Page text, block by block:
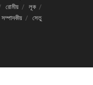
রোমীয়
লূক
সম্পাদকীয় সেতু